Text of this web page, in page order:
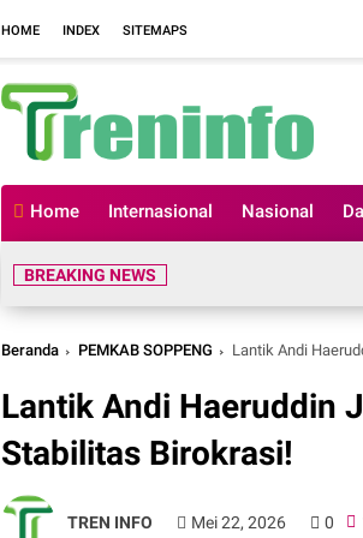
HOME INDEX SITEMAPS
Home Internasional Nasional
BREAKING NEWS
Beranda PEMKAB SOPPENG Lantik Andi
Lantik Andi Haeruddin
Stabilitas Birokrasi!
TREN INFO Mei 22, 2026 0